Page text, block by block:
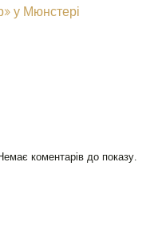
у Мюнстері
коментарів до показу.